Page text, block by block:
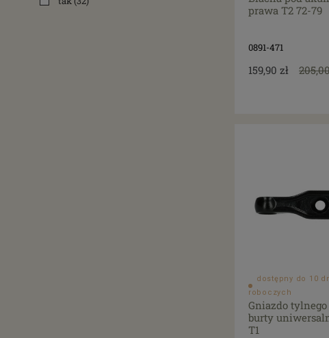
prawa T2 72-79
0891-471
159,90 zł
dostępny do 10
roboczych
Gniazdo
burty
T1